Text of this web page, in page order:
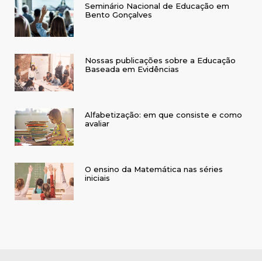
Seminário Nacional de Educação em
Bento Gonçalves
Nossas publicações sobre a Educação
Baseada em Evidências
Alfabetização: em que consiste e como
avaliar
O ensino da Matemática nas séries
iniciais